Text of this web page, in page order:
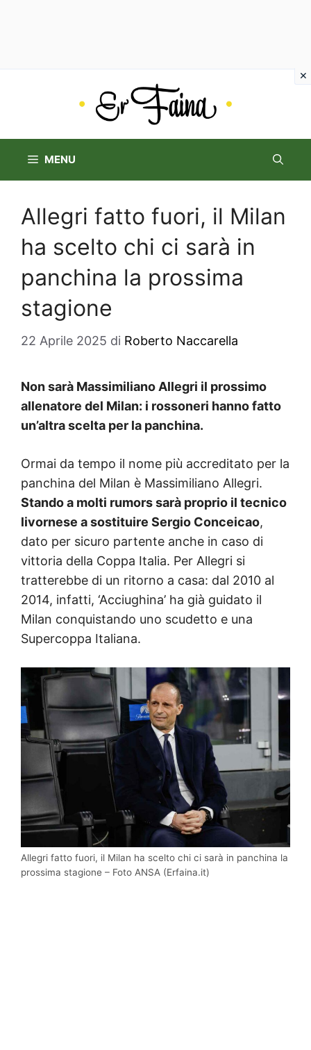
MENU
Allegri fatto fuori, il Milan
ha scelto chi ci sarà in
panchina la prossima
stagione
22 Aprile 2025 di Roberto Naccarella
Non sarà Massimiliano Allegri il prossimo
allenatore del Milan: i rossoneri hanno fatto
un’altra scelta per la panchina.
Ormai da tempo il nome più accreditato per la
panchina del Milan è Massimiliano Allegri.
Stando a molti rumors sarà proprio il tecnico
livornese a sostituire Sergio Conceicao,
dato per sicuro partente anche in caso di
vittoria della Coppa Italia. Per Allegri si
tratterebbe di un ritorno a casa: dal 2010 al
2014, infatti, ‘Acciughina’ ha già guidato il
Milan conquistando uno scudetto e una
Supercoppa Italiana.
Allegri fatto fuori, il Milan ha scelto chi ci sarà in panchina la
prossima stagione – Foto ANSA (Erfaina.it)